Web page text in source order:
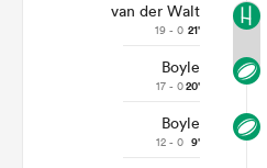
van der Walt
19 - 0 21'
Boyle
17 - 020'
Boyle
12 - 0 9'